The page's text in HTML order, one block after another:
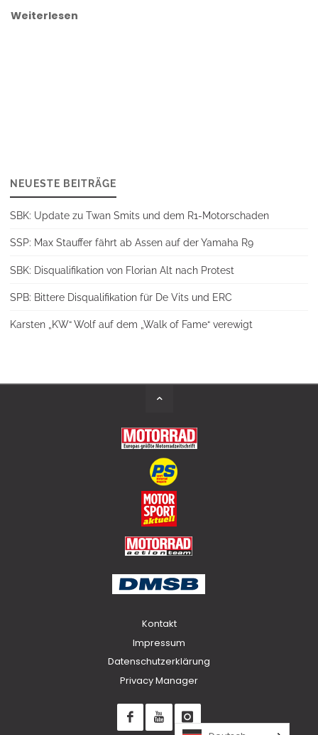
Weiterlesen
NEUESTE BEITRÄGE
SBK: Update zu Twan Smits und dem R1-Motorschaden
SSP: Max Stauffer fährt ab Assen auf der Yamaha R9
SBK: Disqualifikation von Florian Alt nach Protest
SPB: Bittere Disqualifikation für De Vits und ERC
Karsten „KW“ Wolf auf dem „Walk of Fame“ verewigt
Kontakt
Impressum
Datenschutzerklärung
Privacy Manager
Back